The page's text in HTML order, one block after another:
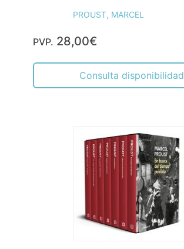
PROUST, MARCEL
PVP. 28,00€
Consulta disponibilidad